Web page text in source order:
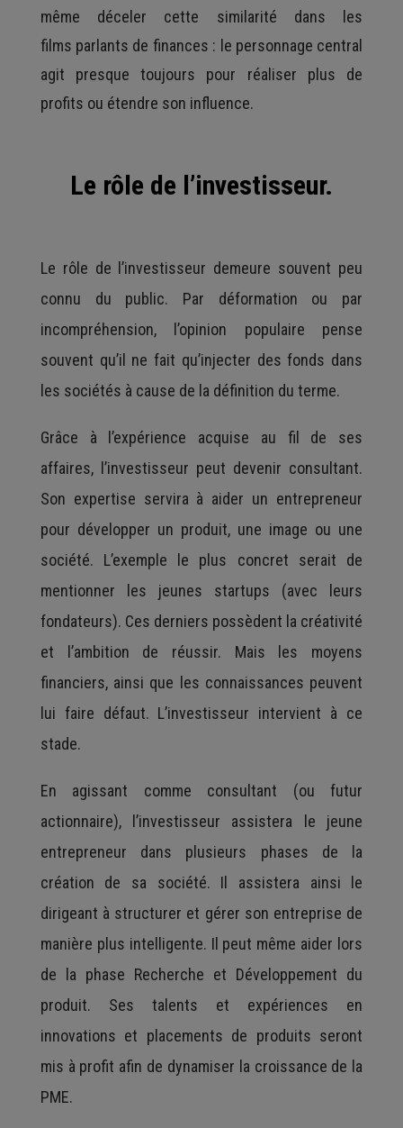
même déceler cette similarité dans les
films parlants de finances : le personnage central
agit presque toujours pour réaliser plus de
profits ou étendre son influence.
Le rôle de l’investisseur.
Le rôle de l’investisseur demeure souvent peu
connu du public. Par déformation ou par
incompréhension, l’opinion populaire pense
souvent qu’il ne fait qu’injecter des fonds dans
les sociétés à cause de la définition du terme.
Grâce à l’expérience acquise au fil de ses
affaires, l’investisseur peut devenir consultant.
Son expertise servira à aider un entrepreneur
pour développer un produit, une image ou une
société. L’exemple le plus concret serait de
mentionner les jeunes startups (avec leurs
fondateurs). Ces derniers possèdent la créativité
et l’ambition de réussir. Mais les moyens
financiers, ainsi que les connaissances peuvent
lui faire défaut. L’investisseur intervient à ce
stade.
En agissant comme consultant (ou futur
actionnaire), l’investisseur assistera le jeune
entrepreneur dans plusieurs phases de la
création de sa société. Il assistera ainsi le
dirigeant à structurer et gérer son entreprise de
manière plus intelligente. Il peut même aider lors
de la phase Recherche et Développement du
produit. Ses talents et expériences en
innovations et placements de produits seront
mis à profit afin de dynamiser la croissance de la
PME.